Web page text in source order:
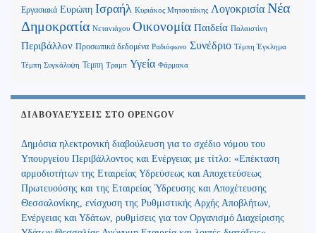
Εργασιακά Ευρώπη Ισραήλ Κυριάκος Μητσοτάκης Λογοκρισία Νέα
Δημοκρατία Νετανιάχου Οικονομία Παιδεία Παλαιστίνη
Περιβάλλον Προσωπικά δεδομένα Ραδιόφωνο Συνέδριο Τέμπη Έγκλημα
Τέμπη Συγκάλυψη Τεμπη Τραμπ Υγεία Φάρμακα
ΔΙΑΒΟΥΛΕΎΣΕΙΣ ΣΤΟ OPENGOV
Δημόσια ηλεκτρονική διαβούλευση για το σχέδιο νόμου του
Υπουργείου Περιβάλλοντος και Ενέργειας με τίτλο: «Επέκταση
αρμοδιοτήτων της Εταιρείας Υδρεύσεως και Αποχετεύσεως
Πρωτευούσης και της Εταιρείας Ύδρευσης και Αποχέτευσης
Θεσσαλονίκης, ενίσχυση της Ρυθμιστικής Αρχής Αποβλήτων,
Ενέργειας και Υδάτων, ρυθμίσεις για τον Οργανισμό Διαχείρισης